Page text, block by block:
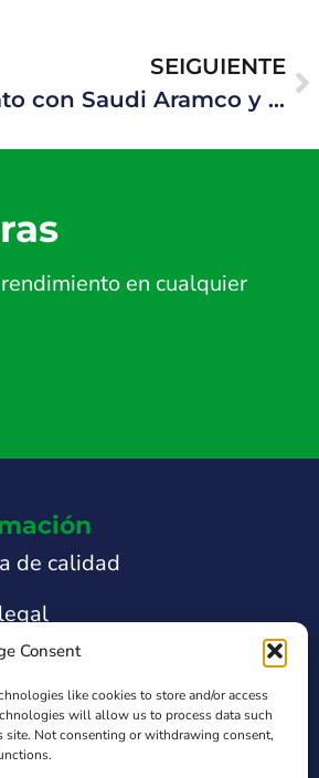
Consent
like cookies to store and/or access
will allow us to process data such
Not consenting or withdrawing consent,
SEIGUIENTE
Hawke Transit System firma el contrato con Saudi Aramco y Larsen & Toubro para Proyecto Hydrocarbon CRPO
en cualquier
de calidad
de privacidad
de Cookies